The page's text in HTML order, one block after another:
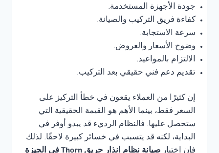
جودة الأجهزة المستخدمة.
كفاءة فريق التركيب والصيانة.
سرعة الاستجابة.
وضوح الأسعار والعروض.
الالتزام بالمواعيد.
تقديم دعم فني حقيقي بعد التركيب.
إن كثيرًا من العملاء يقعون في خطأ التركيز على
السعر فقط، بينما الأهم هو القيمة الحقيقية التي
ستحصل عليها. فالنظام الرديء قد يبدو أوفر في
البداية، لكنه قد يتسبب في خسائر كبيرة لاحقًا. لذلك